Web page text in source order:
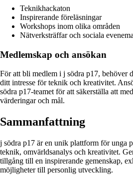
Teknikhackaton
Inspirerande föreläsningar
Workshops inom olika områden
Nätverksträffar och sociala
Medlemskap och ansökan
För att bli medlem i j södra p17, behöver
ditt intresse för teknik och kreativitet.
södra p17-teamet för att säkerställa att
värderingar och mål.
Sammanfattning
j södra p17 är en unik plattform för unga
teknik, omvärldsanalys och kreativitet.
tillgång till en inspirerande gemenskap,
möjligheter till personlig utveckling.